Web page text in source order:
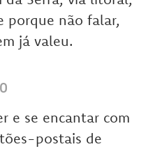
porque não falar,
já valeu.
e se encantar com
postais de